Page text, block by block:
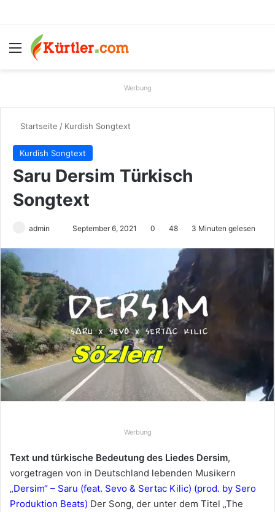
Menü
Werbung
Startseite / Kurdish Songtext
Kurdish Songtext
Saru Dersim Türkisch
Songtext
admin
d
e
u
n
s
e
i
i
l
September 6, 2021 0 48 3 Minuten gelesen
Werbung
Text und türkische Bedeutung des Liedes Dersim,
vorgetragen von in Deutschland lebenden Musikern
„Dersim“ – Saru (feat. Sevo & Sertac Kilic) (prod. by Sero
Produktion Beats) Der Song, der unter dem Titel „The